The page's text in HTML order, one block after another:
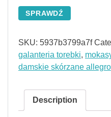
SPRAWDŹ
SKU: 5937b3799a7f
galanteria torebki,
damskie skórzane allegro
Description